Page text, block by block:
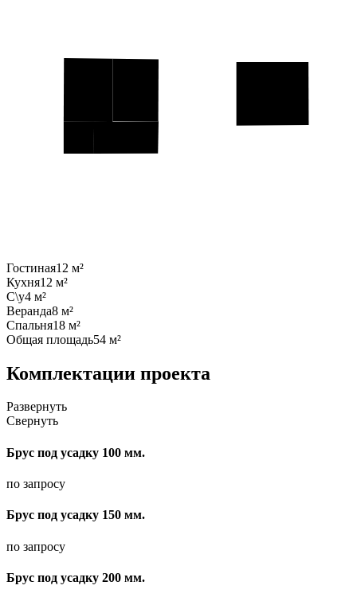
Гостиная12 м²
Кухня12 м²
С\у4 м²
Веранда8 м²
Спальня18 м²
Общая площадь54 м²
Комплектации проекта
Развернуть
Свернуть
Брус под усадку 100 мм.
по запросу
Брус под усадку 150 мм.
по запросу
Брус под усадку 200 мм.